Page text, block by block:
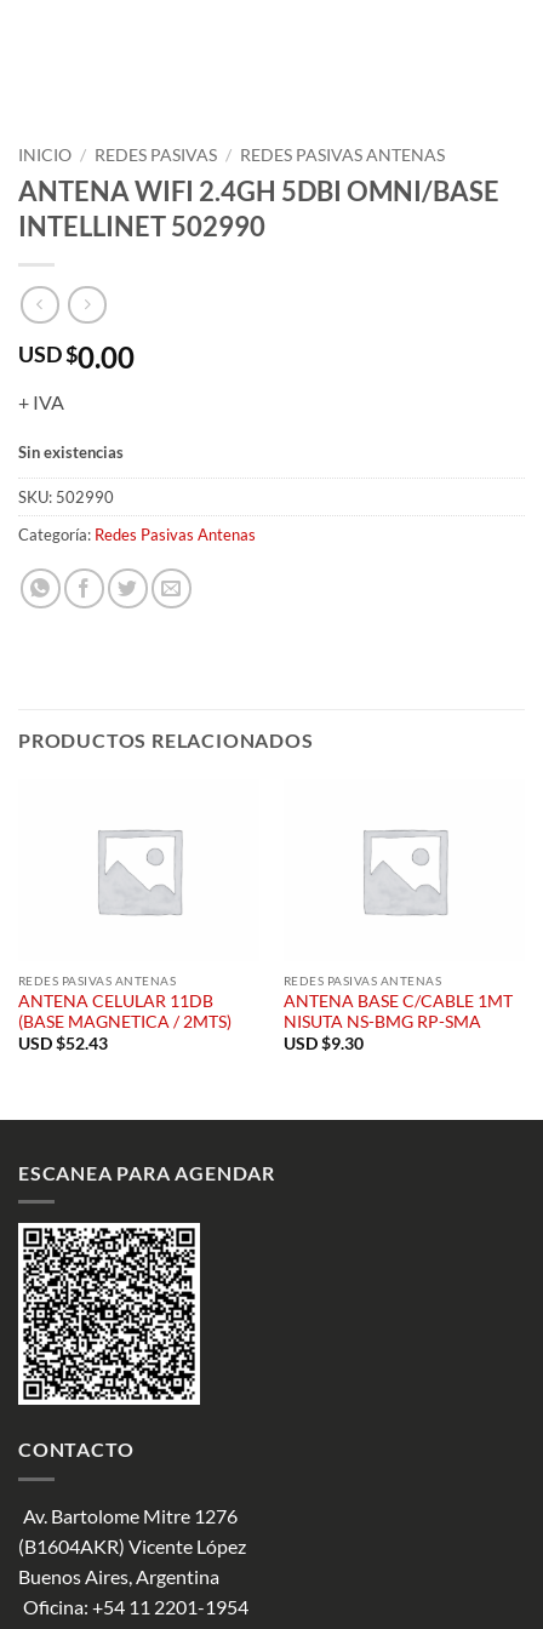
INICIO / REDES PASIVAS / REDES PASIVAS ANTENAS
ANTENA WIFI 2.4GH 5DBI OMNI/BASE
INTELLINET 502990
USD $0.00
+ IVA
Sin existencias
SKU: 502990
Categoría: Redes Pasivas Antenas
PRODUCTOS RELACIONADOS
REDES PASIVAS ANTENAS
ANTENA CELULAR 11DB
(BASE MAGNETICA / 2MTS)
USD $52.43
REDES PASIVAS ANTENAS
ANTENA BASE C/CABLE 1MT
NISUTA NS-BMG RP-SMA
USD $9.30
ESCANEA PARA AGENDAR
CONTACTO
Av. Bartolome Mitre 1276
(B1604AKR) Vicente López
Buenos Aires, Argentina
Oficina: +54 11 2201-1954